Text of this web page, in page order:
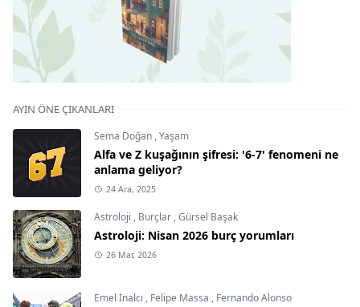
AYIN ÖNE ÇIKANLARI
Sema Doğan ,Yaşam
Alfa ve Z kuşağının şifresi: '6-7' fenomeni ne
anlama geliyor?
24 Ara, 2025
Astroloji , Burçlar ,Gürsel Başak
Astroloji: Nisan 2026 burç yorumları
26 Mar, 2026
Emel İnalcı , Felipe Massa , Fernando Alonso